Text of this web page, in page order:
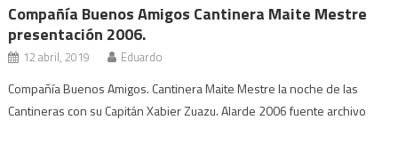
Compañía Buenos Amigos Cantinera Maite Mestre
presentación 2006.
12 abril, 2019 Eduardo
Compañía Buenos Amigos. Cantinera Maite Mestre la noche de las
Cantineras con su Capitán Xabier Zuazu. Alarde 2006 fuente archivo